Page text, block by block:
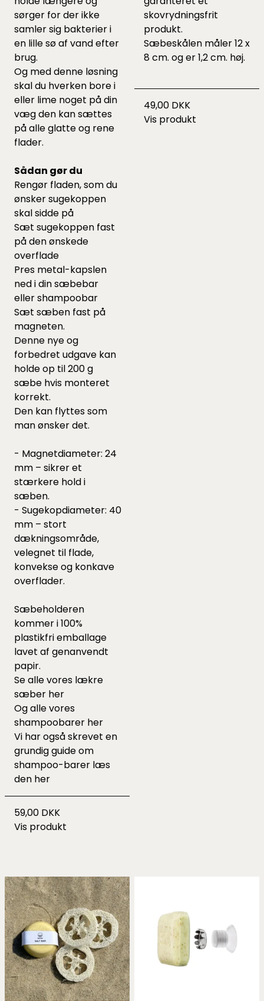
sørger for der ikke
samler sig bakterier i
en lille sø af vand efter
brug.
Og med denne løsning
skal du hverken bore i
eller lime noget på din
væg den kan sættes
på alle glatte og rene
flader.
Sådan gør du
Rengør fladen, som du
ønsker sugekoppen
skal sidde på
Sæt sugekoppen fast
på den ønskede
overflade
Pres metal-kapslen
ned i din sæbebar
eller shampoobar
Sæt sæben fast på
magneten.
Denne nye og
forbedret udgave kan
holde op til 200 g
sæbe hvis monteret
korrekt.
Den kan flyttes som
man ønsker det.
- Magnetdiameter: 24
mm – sikrer et
stærkere hold i
sæben.
- Sugekopdiameter: 40
mm – stort
dækningsområde,
velegnet til flade,
konvekse og konkave
overflader.
Sæbeholderen
kommer i 100%
plastikfri emballage
lavet af genanvendt
papir.
Se alle vores lækre
sæber her
Og alle vores
shampoobarer her
Vi har også skrevet en
grundig guide om
shampoo-barer læs
den her
59,00 DKK
Vis produkt
skovrydningsfrit
produkt.
Sæbeskålen måler 12 x
8 cm. og er 1,2 cm. høj.
49,00 DKK
Vis produkt